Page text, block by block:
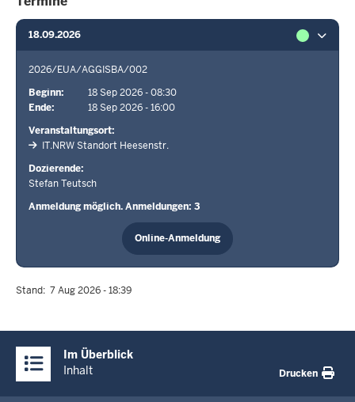
18.09.2026
2026/EUA/AGGISBA/002
Beginn
18 Sep 2026 - 08:30
Ende
18 Sep 2026 - 16:00
Veranstaltungsort
IT.NRW Standort Heesenstr.
Dozierende
Stefan Teutsch
Anmeldung möglich. Anmeldungen: 3
Online-Anmeldung
Stand 7 Aug 2026 - 18:39
Inhalte
Im Überblick
Inhalt
Drucken